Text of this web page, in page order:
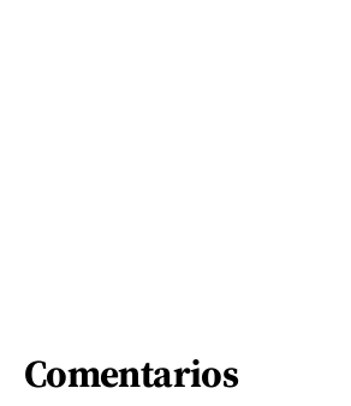
Comentarios